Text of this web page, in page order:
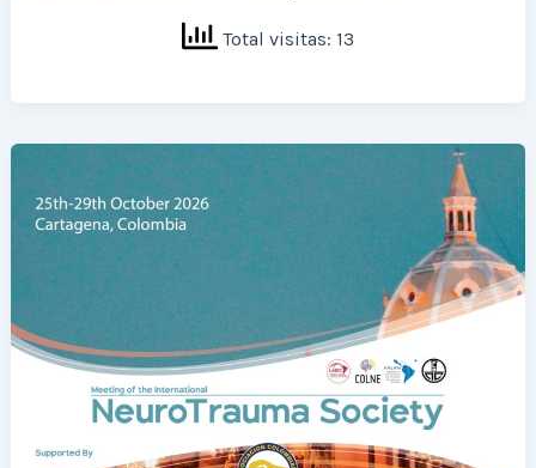
Total visitas: 13